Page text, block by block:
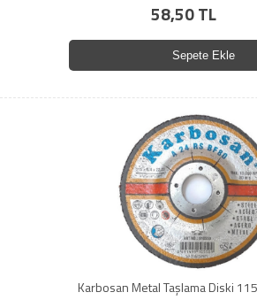
58,50 TL
Sepete Ekle
Karbosan Metal Taşlama Diski